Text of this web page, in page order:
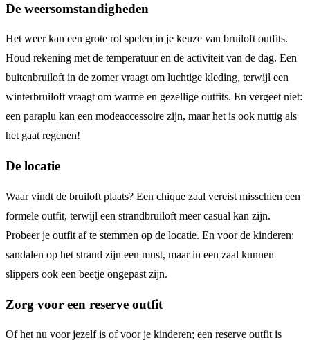
De weersomstandigheden
Het weer kan een grote rol spelen in je keuze van bruiloft outfits.
Houd rekening met de temperatuur en de activiteit van de dag. Een
buitenbruiloft in de zomer vraagt om luchtige kleding, terwijl een
winterbruiloft vraagt om warme en gezellige outfits. En vergeet niet:
een paraplu kan een modeaccessoire zijn, maar het is ook nuttig als
het gaat regenen!
De locatie
Waar vindt de bruiloft plaats? Een chique zaal vereist misschien een
formele outfit, terwijl een strandbruiloft meer casual kan zijn.
Probeer je outfit af te stemmen op de locatie. En voor de kinderen:
sandalen op het strand zijn een must, maar in een zaal kunnen
slippers ook een beetje ongepast zijn.
Zorg voor een reserve outfit
Of het nu voor jezelf is of voor je kinderen; een reserve outfit is